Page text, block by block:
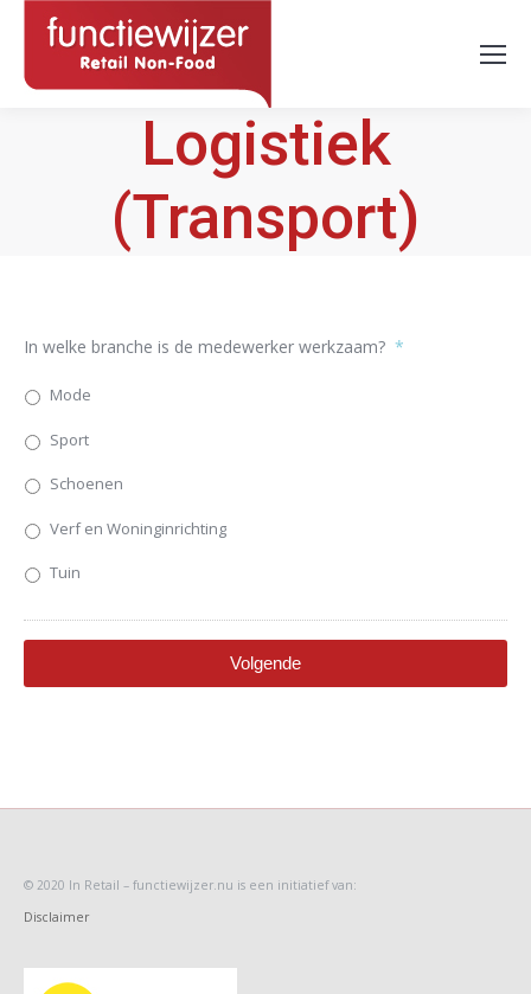
Logistiek
(Transport)
In welke branche is de medewerker werkzaam? *
Mode
Sport
Schoenen
Verf en Woninginrichting
Tuin
© 2020 In Retail – functiewijzer.nu is een initiatief van:
Disclaimer